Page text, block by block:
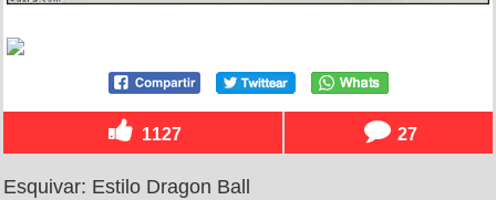
1127 27
Esquivar: Estilo Dragon Ball